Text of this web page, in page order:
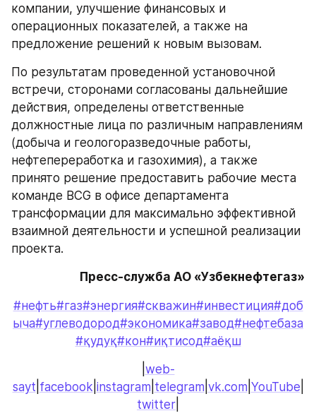
компании, улучшение финансовых и
операционных показателей, а также на
предложение решений к новым вызовам.
По результатам проведенной установочной
встречи, сторонами согласованы дальнейшие
действия, определены ответственные
должностные лица по различным направлениям
(добыча и геологоразведочные работы,
нефтепереработка и газохимия), а также
принято решение предоставить рабочие места
команде BCG в офисе департамента
трансформации для максимально эффективной
взаимной деятельности и успешной реализации
проекта.
Пресс-служба АО «Узбекнефтегаз»
#нефть#газ#энергия#скважин#инвестиция#доб
ыча#углеводород#экономика#завод#нефтебаза
#қудуқ#кон#иқтисод#аёқш
web-
sayt facebook instagram telegram vk.com YouTube
twitter